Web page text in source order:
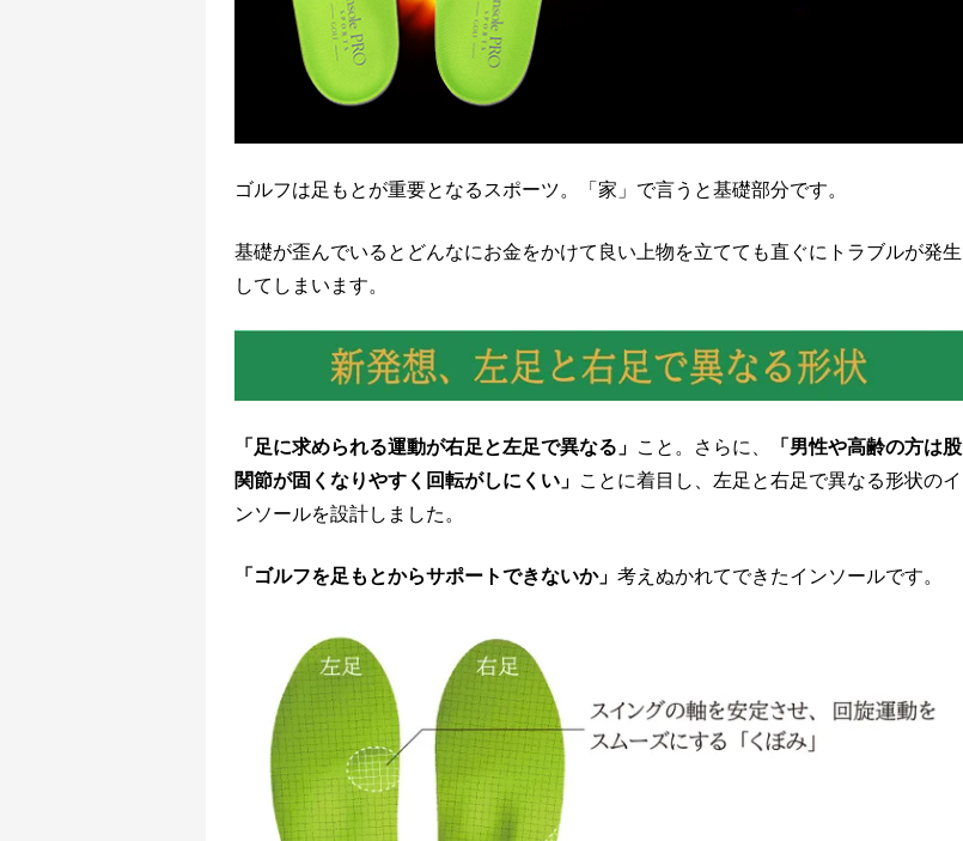
ゴルフは足もとが重要となるスポーツ。「家」で言うと基礎部分です。
基礎が歪んでいるとどんなにお金をかけて良い上物を立てても直ぐにトラブルが発生
してしまいます。
「足に求められる運動が右足と左足で異なる」 こと。さらに、
「男性や高齢の方は股
関節が固くなりやすく回転がしにくい」 ことに着目し、左足と右足で異なる形状のイ
ンソールを設計しました。
「ゴルフを足もとからサポートできないか」 考えぬかれてできたインソールです。